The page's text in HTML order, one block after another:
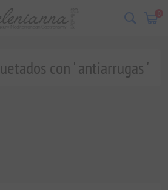
0
con ' antiarrugas '